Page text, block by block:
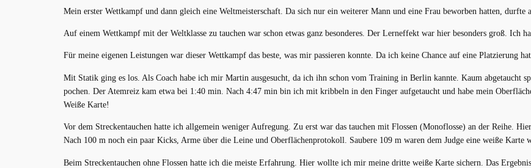
Mein erster Wettkampf und dann gleich eine Weltmeisterschaft. Da sich nur ein weiterer Mann und eine Frau beworben hatten, durfte
Auf einem Wettkampf mit der Weltklasse zu tauchen war schon etwas ganz besonderes. Der Lerneffekt war hier besonders groß. Ich
Für meine eigenen Leistungen war dieser Wettkampf das beste, was mir passieren konnte. Da ich keine Chance auf eine Platzierung
Mit Statik ging es los. Als Coach habe ich mir Martin ausgesucht, da ich ihn schon vom Training in Berlin kannte. Kaum abgetaucht
pochen. Der Atemreiz kam etwa bei 1:40 min. Nach 4:47 min bin ich mit kribbeln in den Finger aufgetaucht und habe mein
Weiße Karte!
Vor dem Streckentauchen hatte ich allgemein weniger Aufregung. Zu erst war das tauchen mit Flossen (Monoflosse) an der Reihe.
Nach 100 m noch ein paar Kicks, Arme über die Leine und Oberflächenprotokoll. Saubere 109 m waren dem Judge eine weiße Karte
Beim Streckentauchen ohne Flossen hatte ich die meiste Erfahrung. Hier wollte ich mir meine dritte weiße Karte sichern. Das